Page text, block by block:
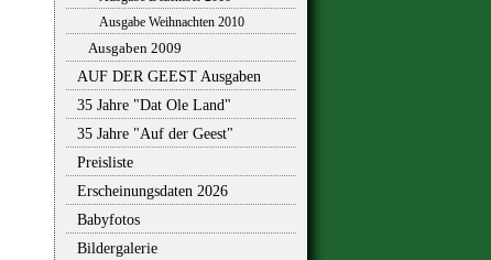
Ausgabe Weihnachten 2010
Ausgaben 2009
AUF DER GEEST Ausgaben
35 Jahre "Dat Ole Land"
35 Jahre "Auf der Geest"
Preisliste
Erscheinungsdaten 2026
Babyfotos
Bildergalerie